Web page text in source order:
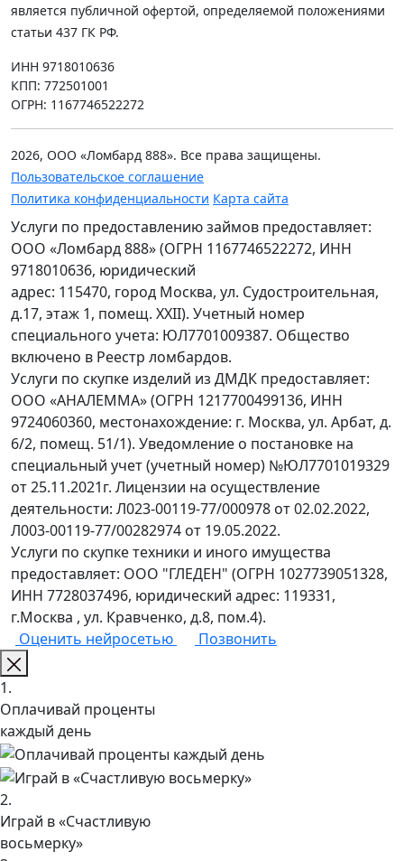
является публичной офертой, определяемой положениями
статьи 437 ГК РФ.
ИНН 9718010636
КПП: 772501001
ОГРН: 1167746522272
2026, ООО «Ломбард 888». Все права защищены.
Пользовательское соглашение
Политика конфиденциальности Карта сайта
Услуги по предоставлению займов предоставляет:
ООО «Ломбард 888» (ОГРН 1167746522272, ИНН
9718010636, юридический
адрес: 115470, город Москва, ул. Судостроительная,
д.17, этаж 1, помещ. XXII). Учетный номер
специального учета: ЮЛ7701009387. Общество
включено в Реестр ломбардов.
Услуги по скупке изделий из ДМДК предоставляет:
ООО «АНАЛЕММА» (ОГРН 1217700499136, ИНН
9724060360, местонахождение: г. Москва, ул. Арбат, д.
6/2, помещ. 51/1). Уведомление о постановке на
специальный учет (учетный номер) №ЮЛ7701019329
от 25.11.2021г. Лицензии на осуществление
деятельности: Л023-00119-77/000978 от 02.02.2022,
Л003-00119-77/00282974 от 19.05.2022.
Услуги по скупке техники и иного имущества
предоставляет: ООО "ГЛЕДЕН" (ОГРН 1027739051328,
ИНН 7728037496, юридический адрес: 119331,
г.Москва , ул. Кравченко, д.8, пом.4).
Оценить нейросетью
Позвонить
1.
Оплачивай проценты
каждый день
2.
Играй в «Счастливую
восьмерку»